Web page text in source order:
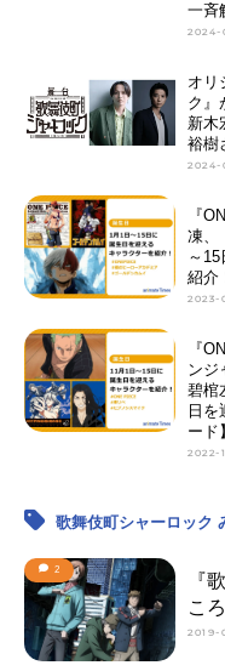
一斉
2024-
オリ
ク』
新木
裕樹
2024-
『
凍、
～
紹介
2023-
『
ンジ
碧棺
日
ード】
2022-
歌舞伎町シャーロック
2
『
こ
2019-